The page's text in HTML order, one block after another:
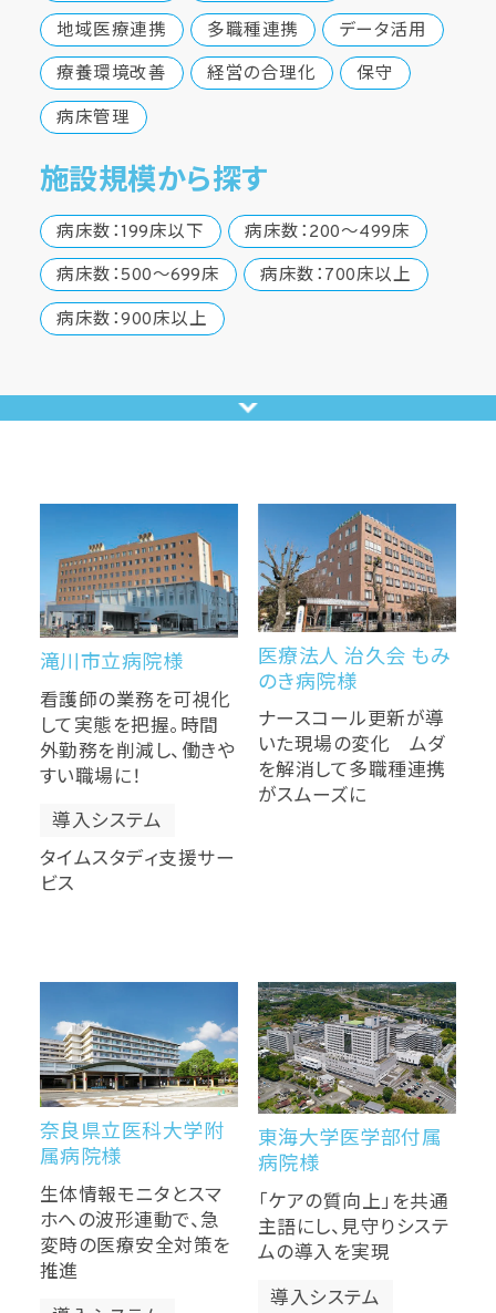
地域医療連携
多職種連携
データ活用
療養環境改善
経営の合理化
保守
病床管理
施設規模から探す
病床数：199床以下
病床数：200～499床
病床数：500～699床
病床数：700床以上
病床数：900床以上
滝川市立病院様
看護師の業務を可視化
して実態を把握。時間
外勤務を削減し、働きや
すい職場に！
導入システム
タイムスタディ支援サー
ビス
医療法人 治久会 もみ
のき病院様
ナースコール更新が導
いた現場の変化 ムダ
を解消して多職種連携
がスムーズに
奈良県立医科大学附
属病院様
生体情報モニタとスマ
ホへの波形連動で、急
変時の医療安全対策を
推進
東海大学医学部付属
病院様
「ケアの質向上」を共通
主語にし、見守りシステ
ムの導入を実現
導入システム